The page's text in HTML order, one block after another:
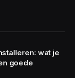
wat je
goede